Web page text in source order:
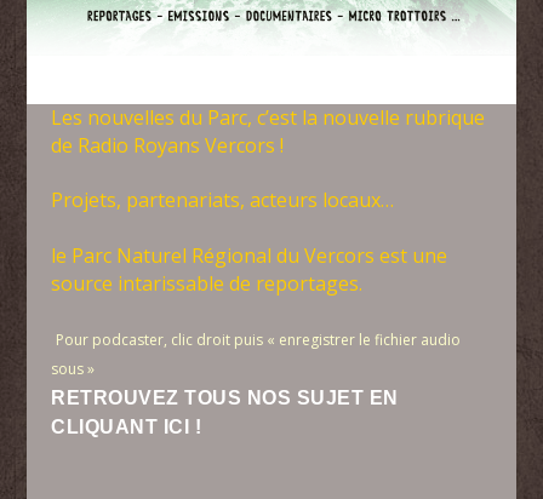
Les nouvelles du Parc, c’est la nouvelle rubrique
de Radio Royans Vercors !
Projets, partenariats, acteurs locaux…
le Parc Naturel Régional du Vercors est une
source intarissable de reportages.
Pour podcaster, clic droit puis « enregistrer le fichier audio
sous »
RETROUVEZ TOUS NOS SUJET EN
CLIQUANT ICI !